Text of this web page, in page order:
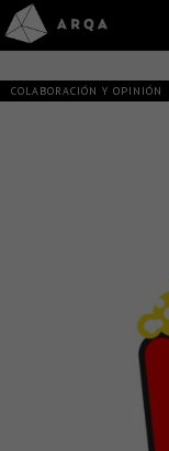
COLABORACIÓN Y OPINIÓN